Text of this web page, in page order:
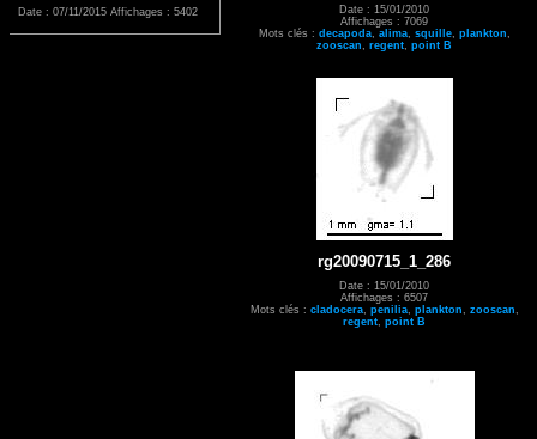
Date : 07/11/2015 Affichages : 5402
Date : 15/01/2010
Affichages : 7069
Mots clés : decapoda, alima, squille, plankton
zooscan
regent point B
rg20090715_1_286
Date : 15/01/2010
Affichages : 6507
Mots clés : cladocera, penilia, plankton zooscan
regent point B